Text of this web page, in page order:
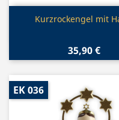
Vorschau
Kurzrockengel mit
35,90 €
EK 036